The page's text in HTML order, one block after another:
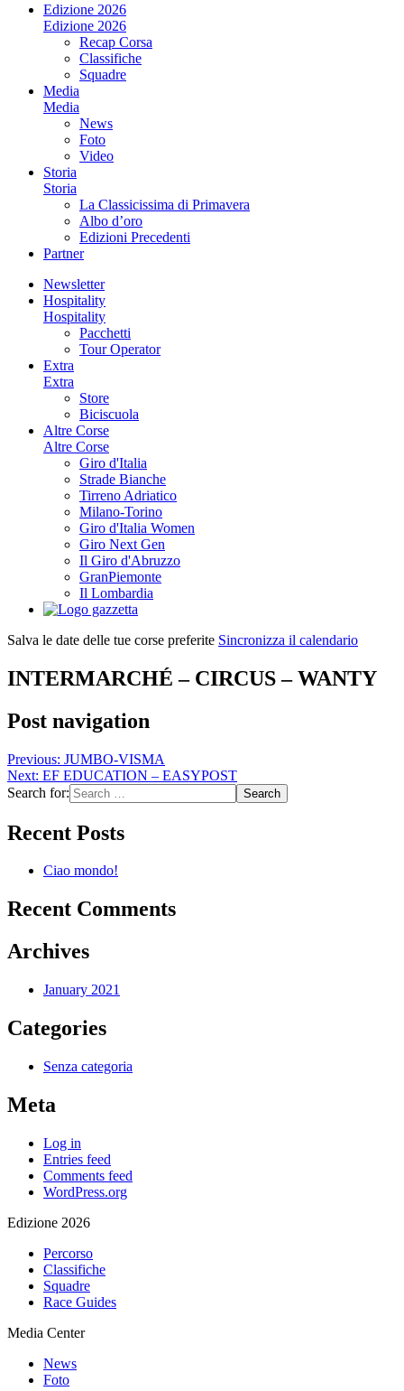
Edizione 2026
Edizione 2026
Recap Corsa
Classifiche
Squadre
Media
Media
News
Foto
Video
Storia
Storia
La Classicissima di Primavera
Albo d’oro
Edizioni Precedenti
Partner
Newsletter
Hospitality
Hospitality
Pacchetti
Tour Operator
Extra
Extra
Store
Biciscuola
Altre Corse
Altre Corse
Giro d'Italia
Strade Bianche
Tirreno Adriatico
Milano-Torino
Giro d'Italia Women
Giro Next Gen
Il Giro d'Abruzzo
GranPiemonte
Il Lombardia
Salva le date delle tue corse preferite Sincronizza il calendario
INTERMARCHÉ – CIRCUS – WANTY
Post navigation
Previous: JUMBO-VISMA
Next: EF EDUCATION – EASYPOST
Search for:
Recent Posts
Ciao mondo!
Recent Comments
Archives
January 2021
Categories
Senza categoria
Meta
Log in
Entries feed
Comments feed
WordPress.org
Edizione 2026
Percorso
Classifiche
Squadre
Race Guides
Media Center
News
Foto